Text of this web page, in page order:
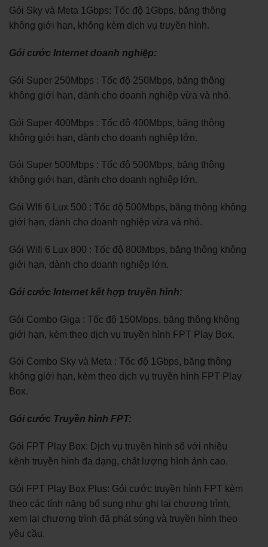
Gói Sky và Meta 1Gbps: Tốc độ 1Gbps, băng thông
không giới hạn, không kèm dịch vụ truyền hình.
Gói cước Internet doanh nghiệp:
Gói Super 250Mbps : Tốc độ 250Mbps, băng thông
không giới hạn, dành cho doanh nghiệp vừa và nhỏ.
Gói Super 400Mbps : Tốc độ 400Mbps, băng thông
không giới hạn, dành cho doanh nghiệp lớn.
Gói Super 500Mbps : Tốc độ 500Mbps, băng thông
không giới hạn, dành cho doanh nghiệp lớn.
Gói WIfi 6 Lux 500 : Tốc độ 500Mbps, băng thông không
giới hạn, dành cho doanh nghiệp vừa và nhỏ.
Gói Wifi 6 Lux 800 : Tốc độ 800Mbps, băng thông không
giới hạn, dành cho doanh nghiệp lớn.
Gói cước Internet kết hợp truyền hình:
Gói Combo Giga : Tốc độ 150Mbps, băng thông không
giới hạn, kèm theo dịch vụ truyền hình FPT Play Box.
Gói Combo Sky và Meta : Tốc độ 1Gbps, băng thông
không giới hạn, kèm theo dịch vụ truyền hình FPT Play
Box.
Gói cước Truyền hình FPT:
Gói FPT Play Box: Dịch vụ truyền hình số với nhiều
kênh truyền hình đa dạng, chất lượng hình ảnh cao.
Gói FPT Play Box Plus: Gói cước truyền hình FPT kèm
theo các tính năng bổ sung như ghi lại chương trình,
xem lại chương trình đã phát sóng và truyền hình theo
yêu cầu.